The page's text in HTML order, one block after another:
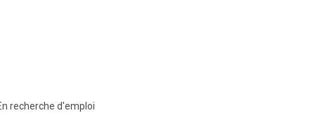
recherche d'emploi